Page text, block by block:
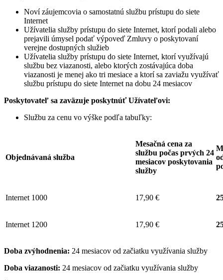
Noví záujemcovia o samostatnú službu prístupu do siete
Internet
Užívatelia služby prístupu do siete Internet, ktorí podali alebo
prejavili úmysel podať výpoveď Zmluvy o poskytovaní
verejne dostupných služieb
Užívatelia služby prístupu do siete Internet, ktorí využívajú
službu bez viazanosti, alebo ktorých zostávajúca doba
viazanosti je menej ako tri mesiace a ktorí sa zaviažu využívať
službu prístupu do siete Internet na dobu 24 mesiacov
Poskytovateľ sa zaväzuje poskytnúť Užívateľovi:
Službu za cenu vo výške podľa tabuľky:
Objednávaná služba
Mesačná cena za
službu počas prvých 24
mesiacov poskytovania
služby
Internet 1000 17,90 €
Internet 1200 17,90 €
Doba zvýhodnenia: 24 mesiacov od začiatku využívania služby
Doba viazanosti: 24 mesiacov od začiatku využívania služby